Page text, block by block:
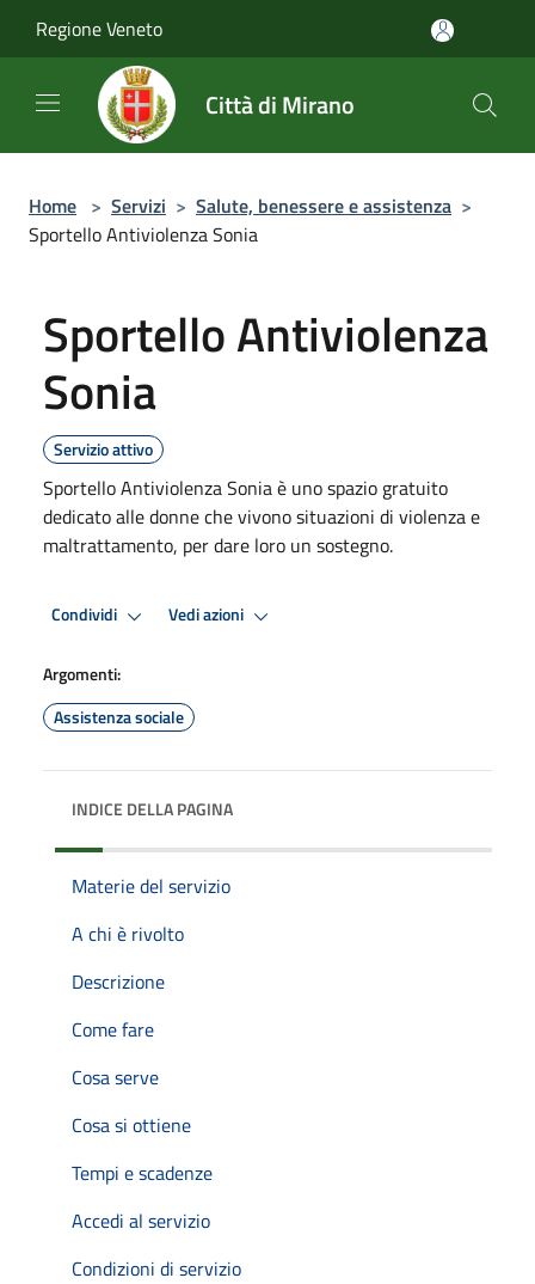
Regione Veneto
Città di Mirano
Home > Servizi > Salute, benessere e assistenza >
Sportello Antiviolenza Sonia
Sportello Antiviolenza
Sonia
Servizio attivo
Sportello Antiviolenza Sonia è uno spazio gratuito
dedicato alle donne che vivono situazioni di violenza e
maltrattamento, per dare loro un sostegno.
Condividi Vedi azioni
Argomenti:
Assistenza sociale
INDICE DELLA PAGINA
Materie del servizio
A chi è rivolto
Descrizione
Come fare
Cosa serve
Cosa si ottiene
Tempi e scadenze
Accedi al servizio
Condizioni di servizio